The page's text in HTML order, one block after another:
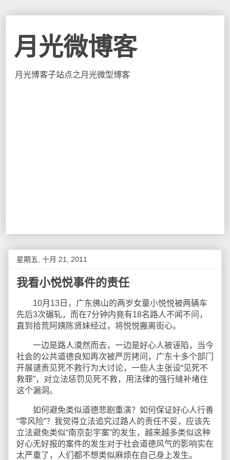
月光微博客
月光博客子站点之月光微型博客
星期五, 十月 21, 2011
我看小悦悦事件的责任
10月13日，广东佛山的两岁女童小悦悦被两辆车
先后3次碾轧，而在7分钟内竟有18名路人不闻不问，
直到拾荒阿姨陈贤妹经过，将悦悦搬离街心。
一边是路人漠然而去，一边是好心人被诬陷，当今
社会的公共道德良知再次被严厉拷问，广东十多个部门
开展谴责见死不救行为大讨论，一些人主张设“见死不
救罪”，对立法惩罚见死不救，用法律的强行缝补堵住
这个漏洞。
如何避免类似道德悲剧重演？如何保证好心人行善
“零风险”？我觉得立法追究过路人的责任不妥，应该先
立法避免类似“南京彭宇案”的发生，越来越多类似这种
好心无好报的案件的发生对于社会道德风气的影响实在
太严重了，人们都不想类似麻烦在自己身上发生。